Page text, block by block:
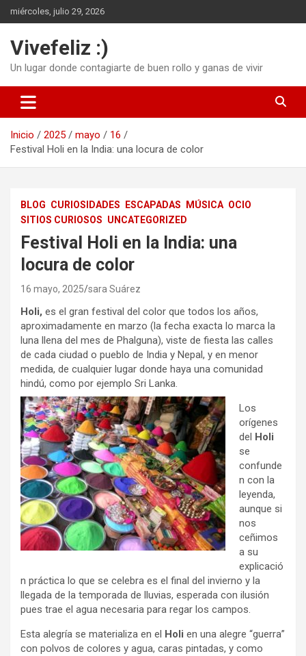
Saltar
al
miércoles, julio 29, 2026
Vivefeliz :)
Un lugar donde contagiarte de buen rollo y ganas de vivir
Inicio 2025 mayo
16
Festival Holi en la India: una locura de color
BLOG CURIOSIDADES ESCAPADAS MÚSICA OCIO
SITIOS CURIOSOS UNCATEGORIZED
Festival Holi en la India: una
locura de color
16 mayo, 2025 sara Suárez
Holi, es el gran festival del color que todos los años,
aproximadamente en marzo (la fecha exacta lo marca la
luna llena del mes de Phalguna), viste de fiesta las calles
de cada ciudad o pueblo de India y Nepal, y en menor
medida, de cualquier lugar donde haya una comunidad
hindú, como por ejemplo Sri Lanka.
Los
orígenes
del Holi
se
confunde
n con la
leyenda,
aunque si
nos
ceñimos
a su
explicació
n práctica lo que se celebra es el final del invierno y la
llegada de la temporada de lluvias, esperada con ilusión
pues trae el agua necesaria para regar los campos.
Esta alegría se materializa en el Holi en una alegre “guerra”
con polvos de colores y agua, caras pintadas, y como